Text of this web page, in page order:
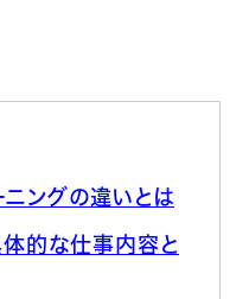
ニングの違いとは
体的な仕事内容と